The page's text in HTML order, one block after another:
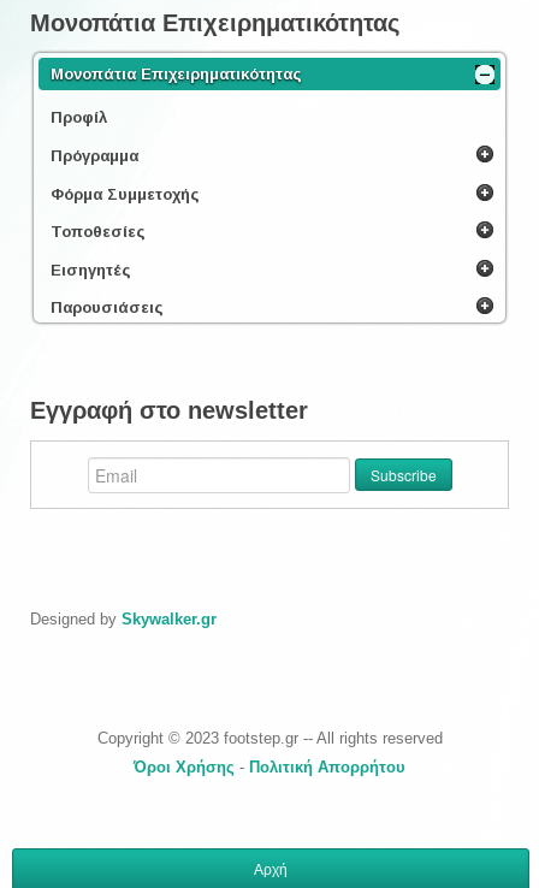
Μονοπάτια Επιχειρηματικότητας
Μονοπάτια Επιχειρηματικότητας
Προφίλ
Πρόγραμμα
Φόρμα Συμμετοχής
Τοποθεσίες
Εισηγητές
Παρουσιάσεις
Εγγραφή στο newsletter
Designed by Skywalker.gr
Copyright © 2023 footstep.gr -- All rights reserved
Όροι Χρήσης - Πολιτική Απορρήτου
Αρχή